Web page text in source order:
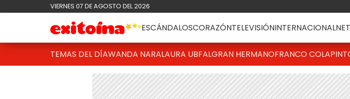
VIERNES 07 DE AGOSTO DEL 2026
ESCÁNDALOSCORAZÓNTELEVISIÓNINTERNACIONAL
TEMAS DEL DÍAWANDA NARALAURA UBFALGRAN HERMANOFRANCO